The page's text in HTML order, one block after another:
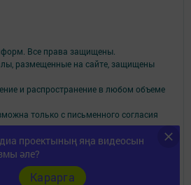
проектының яңа видеосын
әле?
Карарга
Все права защищены.
размещенные на сайте, защищены
и распространение в любом объеме
только с письменного согласия
агентства по печати и массовым
информ
службой по надзору в сфере